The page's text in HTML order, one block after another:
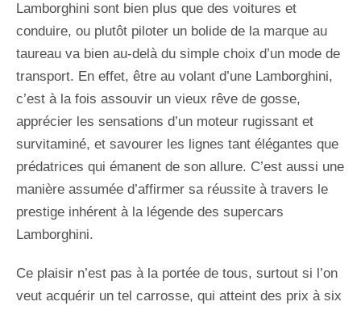
Lamborghini sont bien plus que des voitures et
conduire, ou plutôt piloter un bolide de la marque au
taureau va bien au-delà du simple choix d’un mode de
transport. En effet, être au volant d’une Lamborghini,
c’est à la fois assouvir un vieux rêve de gosse,
apprécier les sensations d’un moteur rugissant et
survitaminé, et savourer les lignes tant élégantes que
prédatrices qui émanent de son allure. C’est aussi une
manière assumée d’affirmer sa réussite à travers le
prestige inhérent à la légende des supercars
Lamborghini.
Ce plaisir n’est pas à la portée de tous, surtout si l’on
veut acquérir un tel carrosse, qui atteint des prix à six